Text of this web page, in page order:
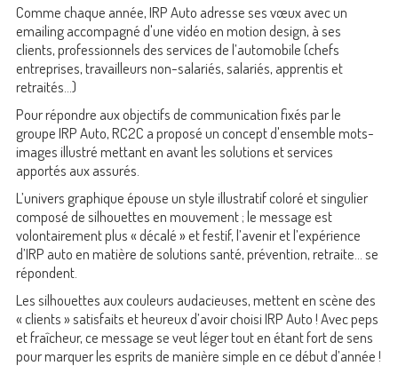
Comme chaque année, IRP Auto adresse ses vœux avec un
emailing accompagné d'une vidéo en motion design, à ses
clients, professionnels des services de l’automobile (chefs
entreprises, travailleurs non-salariés, salariés, apprentis et
retraités...)
Pour répondre aux objectifs de communication fixés par le
groupe IRP Auto, RC2C a proposé un concept d'ensemble mots-
images illustré mettant en avant les solutions et services
apportés aux assurés.
L’univers graphique épouse un style illustratif coloré et singulier
composé de silhouettes en mouvement ; le message est
volontairement plus « décalé » et festif, l’avenir et l’expérience
d’IRP auto en matière de solutions santé, prévention, retraite… se
répondent.
Les silhouettes aux couleurs audacieuses, mettent en scène des
« clients » satisfaits et heureux d’avoir choisi IRP Auto ! Avec peps
et fraîcheur, ce message se veut léger tout en étant fort de sens
pour marquer les esprits de manière simple en ce début d’année !